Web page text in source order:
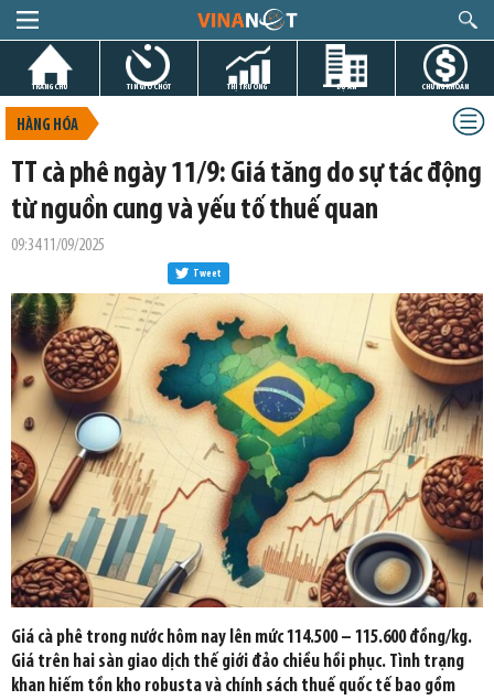
TRANG CHỦ TIN GIỜ CHÓT THỊ TRƯỜNG DỰ ÁN CHỨNG KHOÁN
HÀNG HÓA
TT cà phê ngày 11/9: Giá tăng do sự tác động
từ nguồn cung và yếu tố thuế quan
09:34 11/09/2025
Tweet
Giá cà phê trong nước hôm nay lên mức 114.500 – 115.600 đồng/kg.
Giá trên hai sàn giao dịch thế giới đảo chiều hồi phục. Tình trạng
khan hiếm tồn kho robusta và chính sách thuế quốc tế bao gồm